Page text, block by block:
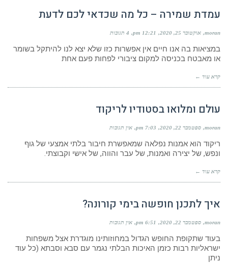
עמדת שמירה – כל מה שכדאי לכם לדעת
moran אוקטובר 25, 2020 12:21 pm 4 תגובות
במציאות בה אנו חיים אין אפשרות כזו שלא יצא לנו להיתקל בשומר
או מאבטח בכניסה למקום ציבורי לפחות פעם אחת
קרא עוד ←
עולם ומלואו בסטודיו לריקוד
moran ספטמבר 22, 2020 7:03 pm אין תגובות
ריקוד הוא אמנות נפלאה שמאפשרת חיבור בלתי אמצעי של גוף
ונפש, של יצירה ואמנות, של עבר והווה, של אישי וקבוצתי.
קרא עוד ←
איך לתכנן חופשה בימי קורונה?
moran ספטמבר 22, 2020 6:51 pm אין תגובות
בעוד שתקופת החופש הגדול במחוזותינו מוגדרת אצל משפחות
ישראליות רבות כזמן האיכות הבלתי נגמר עם סבא וסבתא (כל עוד
ניתן